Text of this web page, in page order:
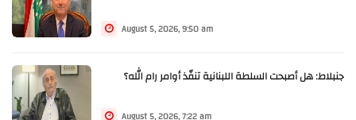
August 5, 2026, 9:50 am
جنبلاط: هل أصبحت السلطة اللبنانية تنفّذ أوامر رام الله؟